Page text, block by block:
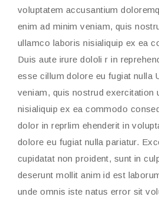
voluptatem accusantium
enim ad minim veniam, quis
ullamco laboris nisialiquip ex ea
Duis aute irure dololi r in
esse cillum dolore eu fugiat nulla
veniam, quis nostrud exercitation
nisialiquip ex ea commodo
dolor in reprlim ehenderit in
dolore eu fugiat nulla pariatur.
cupidatat non proident, sunt in
deserunt mollit anim id est
unde omnis iste natus error sit